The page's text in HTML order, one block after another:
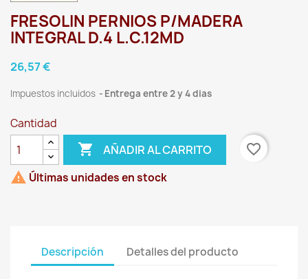
FRESOLIN PERNIOS P/MADERA
INTEGRAL D.4 L.C.12MD
26,57 €
Impuestos incluidos Entrega entre 2 y 4 dias
Cantidad
 AÑADIR AL CARRITO
favorite_border
 Últimas unidades en stock
Descripción Detalles del producto